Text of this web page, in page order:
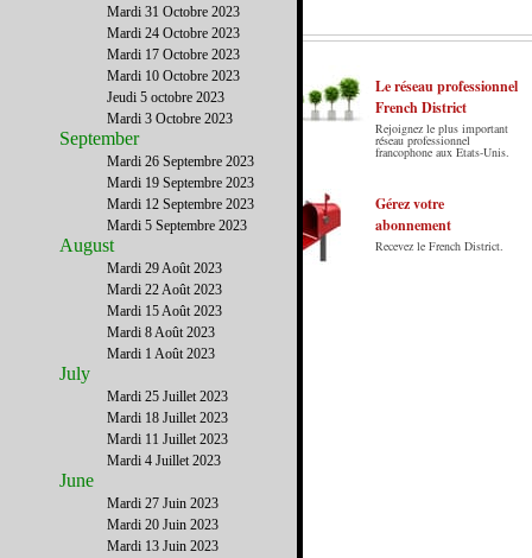
Le French District est le premier guide sur
internet en Français sur les Etats-Unis.
Notre principe : Le meilleur des Etats-Unis
par ceux qui y vivent.
Le réseau professionnel
French District
Rejoignez le plus important
réseau professionnel
francophone aux Etats-Unis.
Gérez votre
abonnement
Recevez le French District.
Mardi 31 Octobre 2023
Mardi 24 Octobre 2023
Mardi 17 Octobre 2023
Mardi 10 Octobre 2023
Jeudi 5 octobre 2023
Mardi 3 Octobre 2023
September
Mardi 26 Septembre 2023
Mardi 19 Septembre 2023
Mardi 12 Septembre 2023
Mardi 5 Septembre 2023
August
Mardi 29 Août 2023
Mardi 22 Août 2023
Mardi 15 Août 2023
Mardi 8 Août 2023
Mardi 1 Août 2023
July
Mardi 25 Juillet 2023
Mardi 18 Juillet 2023
Mardi 11 Juillet 2023
Mardi 4 Juillet 2023
June
Mardi 27 Juin 2023
Mardi 20 Juin 2023
Mardi 13 Juin 2023